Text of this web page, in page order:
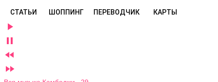
СТАТЬИ ШОППИНГ ПЕРЕВОДЧИК КАРТЫ



